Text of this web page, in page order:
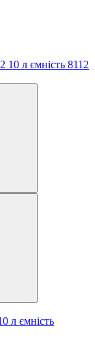
л ємність